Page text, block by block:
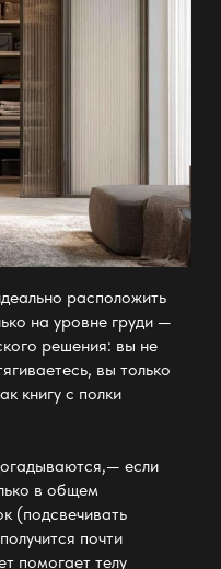
расположить
на уровне груди —
решения: вы не
вы только
книгу с полки
если
в общем
(подсвечивать
почти
помогает телу